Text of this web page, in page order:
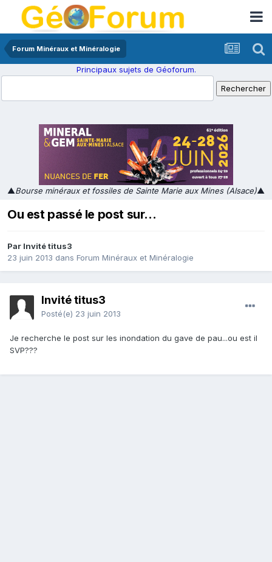
Forum Minéraux et Minéralogie
Principaux sujets de Géoforum.
▲Bourse minéraux et fossiles de Sainte Marie aux Mines (Alsace)▲
Ou est passé le post sur...
Par Invité titus3
23 juin 2013 dans Forum Minéraux et Minéralogie
Invité titus3
Posté(e) 23 juin 2013
Je recherche le post sur les inondation du gave de pau...ou est il
SVP???